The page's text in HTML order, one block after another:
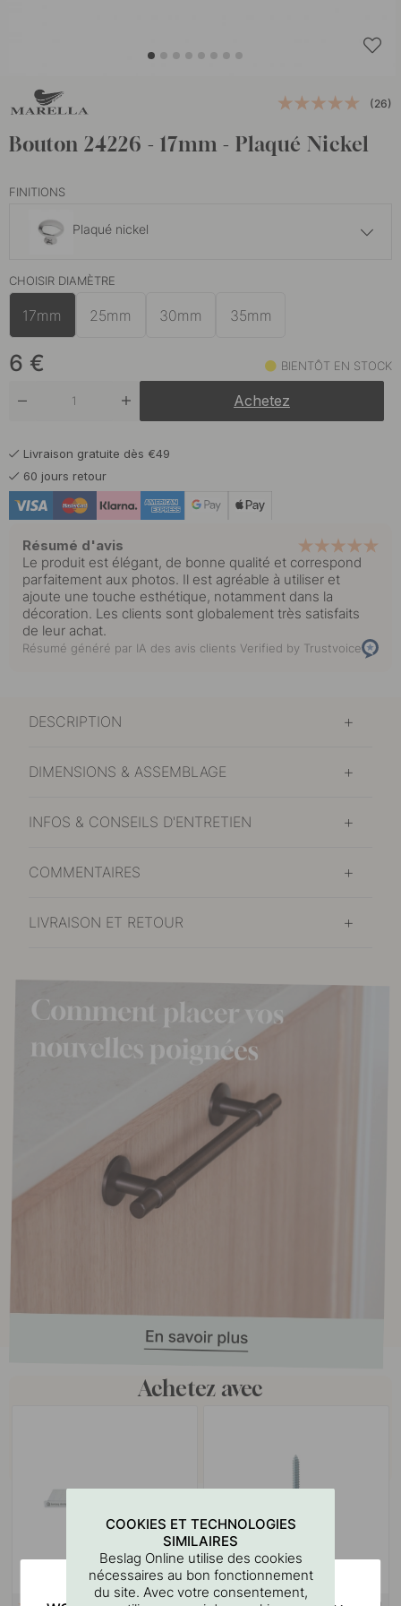
(26)
Bouton 24226 - 17mm - Plaqué Nickel
FINITIONS
Plaqué nickel
Étain
CHOISIR DIAMÈTRE
17mm 25mm 30mm 35mm
6 € BIENTÔT EN STOCK
Achetez
Livraison gratuite dès €49
60 jours retour
Résumé d'avis
Le produit est élégant, de bonne qualité et correspond
parfaitement aux photos. Il est agréable à utiliser et
ajoute une touche esthétique, notamment dans la
décoration. Les clients sont globalement très satisfaits
de leur achat.
Résumé généré par IA des avis clients Verified by Trustvoice
DESCRIPTION
DIMENSIONS & ASSEMBLAGE
INFOS & CONSEILS D'ENTRETIEN
COMMENTAIRES
LIVRAISON ET RETOUR
Achetez avec
COOKIES ET TECHNOLOGIES
SIMILAIRES
Beslag Online utilise des cookies
nécessaires au bon fonctionnement
du site. Avec votre consentement,